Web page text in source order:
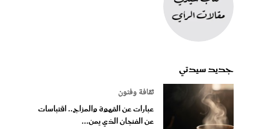
جديد سيدتي
ثقافة وفنون
عبارات عن القهوة والمزاج.. اقتباسات
عن الفنجان الذي يمن...